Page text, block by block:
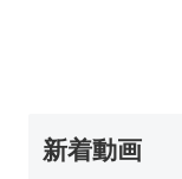
新着動画